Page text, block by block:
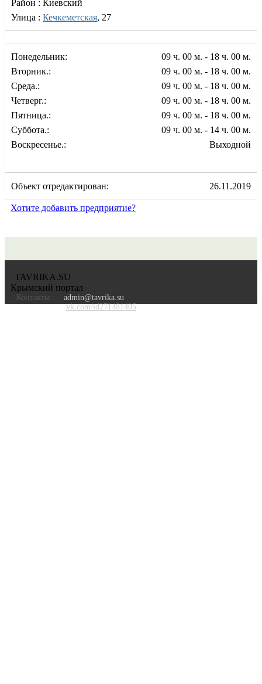
Район : Киевский
Улица : Кечкеметская, 27
Понедельник:
09 ч. 00 м. - 18 ч. 00 м.
Вторник.:
09 ч. 00 м. - 18 ч. 00 м.
Среда.:
09 ч. 00 м. - 18 ч. 00 м.
Четверг.:
09 ч. 00 м. - 18 ч. 00 м.
Пятница.:
09 ч. 00 м. - 18 ч. 00 м.
Суббота.:
09 ч. 00 м. - 14 ч. 00 м.
Воскресенье.:
Выходной
Объект отредактирован: 26.11.2019
Хотите добавить предприятие?
TAVRIKA.SU
Крымский портал
Контакты
admin@tavrika.su
vk.com/id271481405